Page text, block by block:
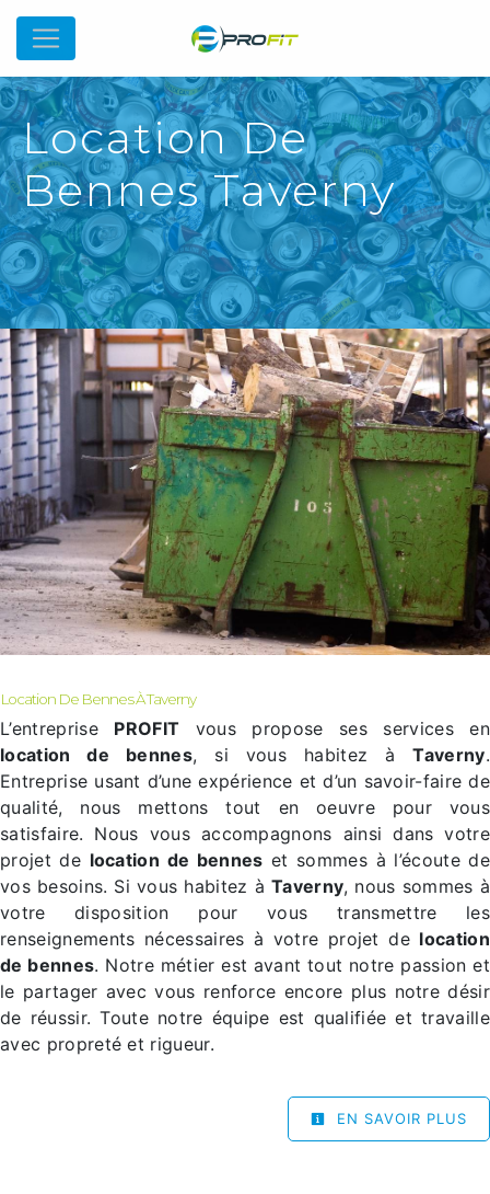
Location De
Bennes Taverny
Location De Bennes À Taverny
L’entreprise PROFIT vous propose ses services en
location de bennes, si vous habitez àTaverny.
Entreprise usant d’une expérience et d’un savoir-faire de
qualité, nous mettons tout en oeuvre pour vous
satisfaire. Nous vous accompagnons ainsi dans votre
projet de location de bennes et sommes à l’écoute de
vos besoins. Si vous habitez à Taverny, nous sommes à
votre disposition pour vous transmettre les
renseignements nécessaires à votre projet de location
de bennes. Notre métier est avant tout notre passion et
le partager avec vous renforce encore plus notre désir
de réussir. Toute notre équipe est qualifiée et travaille
avec propreté et rigueur.
EN SAVOIR PLUS